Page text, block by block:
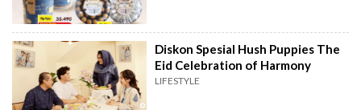
Diskon Spesial Hush Puppies The
Eid Celebration of Harmony
LIFESTYLE